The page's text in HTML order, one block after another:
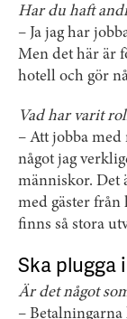
Har du haft
– Ja jag har
Men det här är
hotell och gör
Vad har varit
– Att jobba med
något jag
människor. Det
med gäster från
finns så stora
Ska plugga
Är det något
– Betalningarna